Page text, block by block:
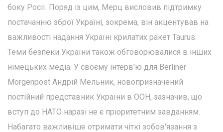
боку Росії. Поряд із цим, Мерц висловив підтримку
постачанню зброї Україні, зокрема, він акцентував на
важливості надання Україні крилатих ракет Taurus.
Теми безпеки України також обговорювалися в інших
німецьких медіа. У своєму інтерв'ю для Berliner
Morgenpost Андрій Мельник, новопризначений
постійний представник України в ООН, зазначив, що
вступ до НАТО наразі не є пріоритетним завданням.
Набагато важливіше отримати чіткі зобов'язання з